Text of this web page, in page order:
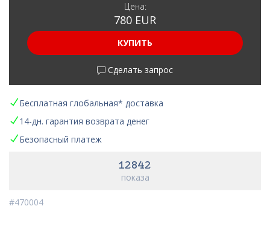
Цена:
780 EUR
КУПИТЬ
Сделать запрос
Бесплатная глобальная* доставка
14-дн. гарантия возврата денег
Безопасный платеж
12842
показа
#470004